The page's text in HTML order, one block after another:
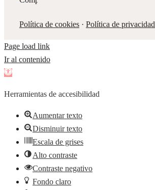
Política de cookies· Política de privacidad
Page load link
Ir al contenido
Abrir
de
herramientas
Herramientas de accesibilidad
Aumentar texto
Disminuir texto
Escala de grises
Alto contraste
Contraste negativo
Fondo claro